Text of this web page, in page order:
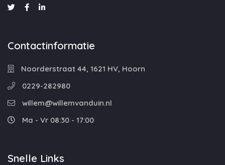
Contactinformatie
Noorderstraat 44, 1621 HV, Hoorn
0229-282980
willem@willemvanduin.nl
Ma - Vr 08:30 - 17:00
Snelle Links